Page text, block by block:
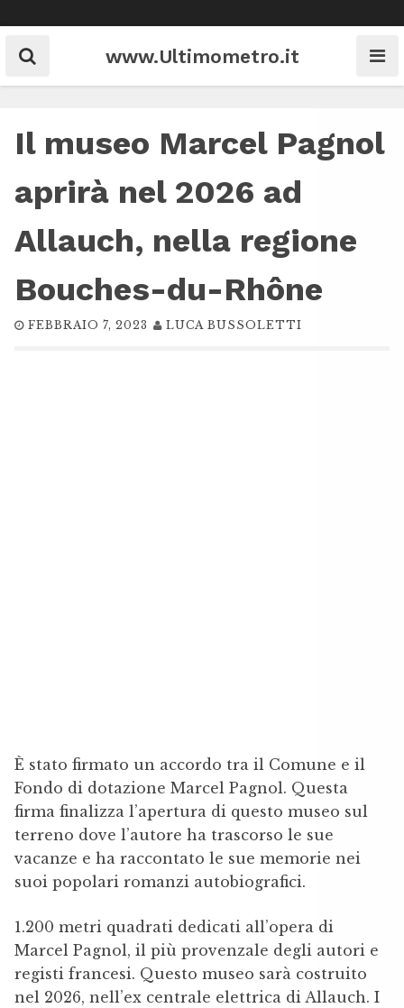
to
content
www.Ultimometro.it
Il museo Marcel Pagnol
aprirà nel 2026 ad
Allauch, nella regione
Bouches-du-Rhône
FEBBRAIO 7, 2023 LUCA BUSSOLETTI
È stato firmato un accordo tra il Comune e il
Fondo di dotazione Marcel Pagnol. Questa
firma finalizza l’apertura di questo museo sul
terreno dove l’autore ha trascorso le sue
vacanze e ha raccontato le sue memorie nei
suoi popolari romanzi autobiografici.
1.200 metri quadrati dedicati all’opera di
Marcel Pagnol, il più provenzale degli autori e
registi francesi. Questo museo sarà costruito
nel 2026, nell’ex centrale elettrica di Allauch. I